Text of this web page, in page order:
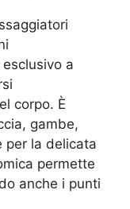
a
corpo. È
gambe,
per la delicata
permette
anche i punti